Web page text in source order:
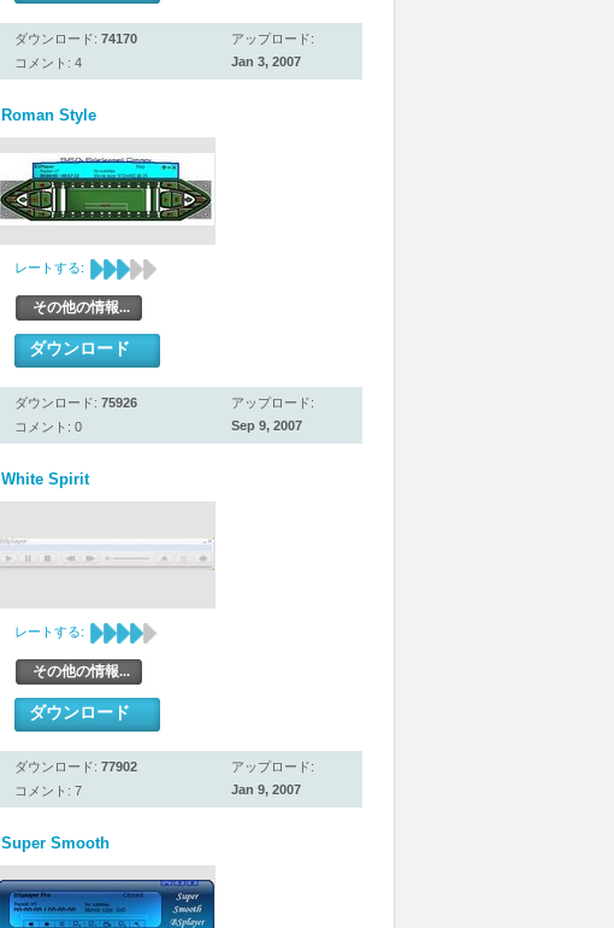
ダウンロード: 74170
コメント: 4
アップロード:
Jan 3, 2007
Roman Style
レートする:
その他の情報...
ダウンロード
ダウンロード: 75926
コメント: 0
アップロード:
Sep 9, 2007
White Spirit
レートする:
その他の情報...
ダウンロード
ダウンロード: 77902
コメント: 7
アップロード:
Jan 9, 2007
Super Smooth